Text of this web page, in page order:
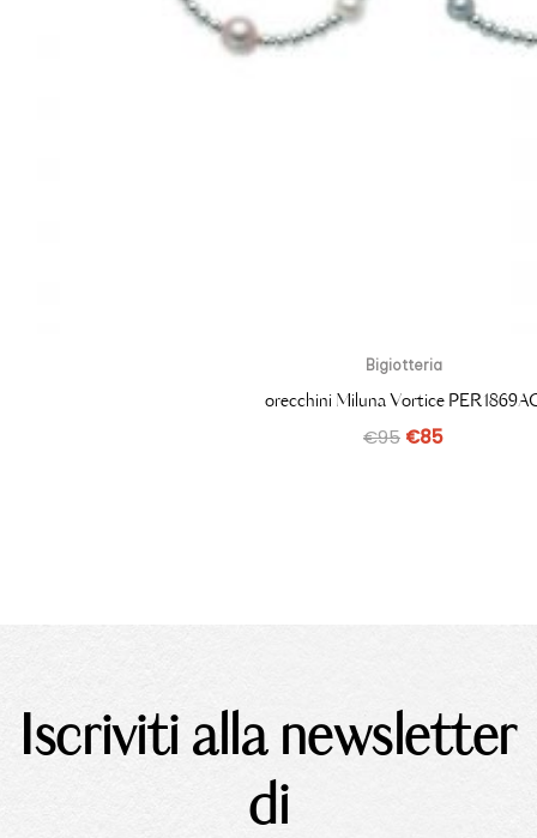
Bigiotteria
orecchini Miluna Vortice
€95 €85
Iscriviti alla newsletter
di